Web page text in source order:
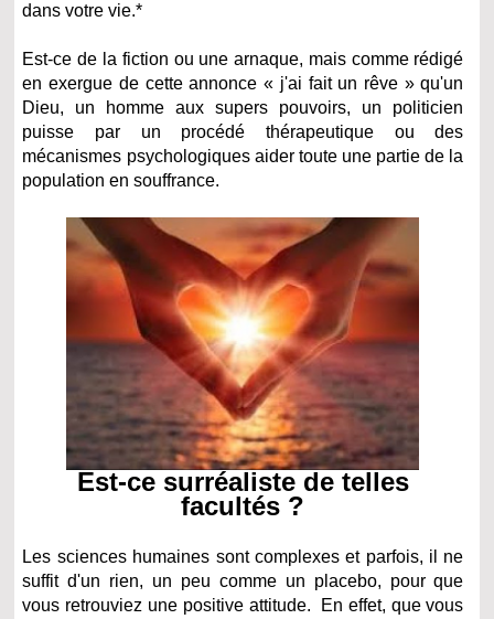
dans votre vie.*
Est-ce de la fiction ou une arnaque, mais comme rédigé
en exergue de cette annonce « j'ai fait un rêve » qu'un
Dieu, un homme aux supers pouvoirs, un politicien
puisse par un procédé thérapeutique ou des
mécanismes psychologiques aider toute une partie de la
population en souffrance.
Est-ce surréaliste de telles
facultés ?
Les sciences humaines sont complexes et parfois, il ne
suffit d'un rien, un peu comme un placebo, pour que
vous retrouviez une positive attitude. En effet, que vous